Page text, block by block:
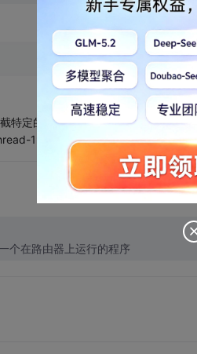
特定的包一般来说不能用listen等，
1941060-1-1.html
个在路由器上运行的程序